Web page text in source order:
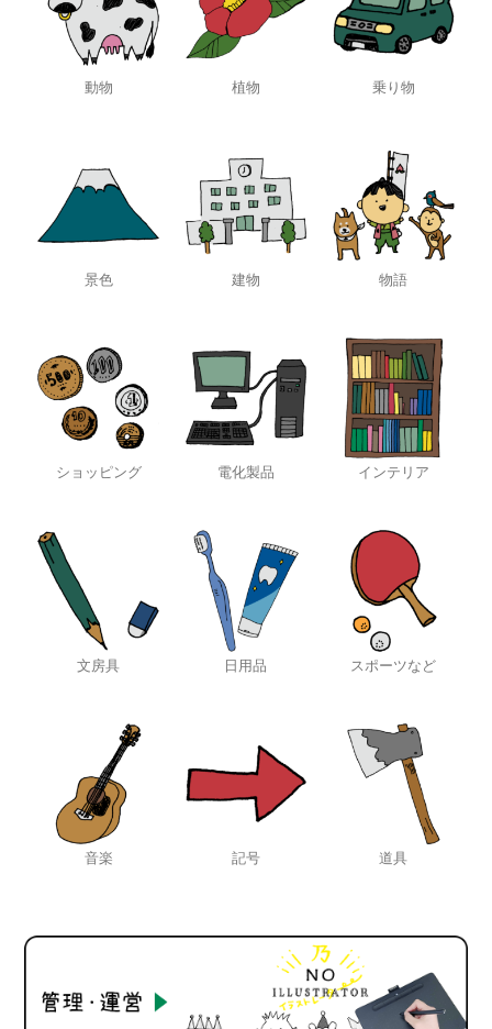
動物 植物 乗り物
景色 建物 物語
ショッピング 電化製品 インテリア
文房具 日用品 スポーツなど
音楽 記号 道具